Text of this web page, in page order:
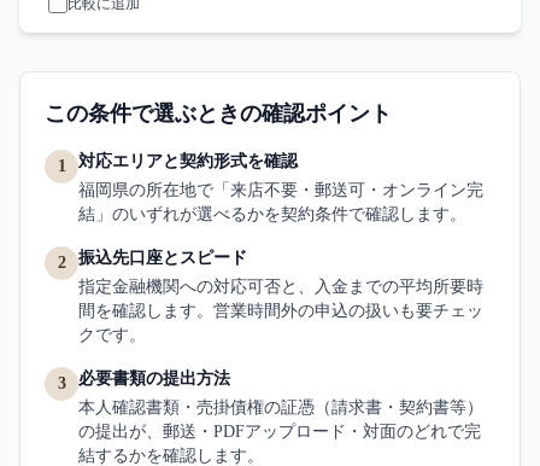
比較に追加
この条件で選ぶときの確認ポイント
1
対応エリアと契約形式を確認
福岡県の所在地で「来店不要・郵送可・オンライン完
結」のいずれが選べるかを契約条件で確認します。
2
振込先口座とスピード
指定金融機関への対応可否と、入金までの平均所要時
間を確認します。営業時間外の申込の扱いも要チェッ
クです。
3
必要書類の提出方法
本人確認書類・売掛債権の証憑（請求書・契約書等）
の提出が、郵送・PDFアップロード・対面のどれで完
結するかを確認します。